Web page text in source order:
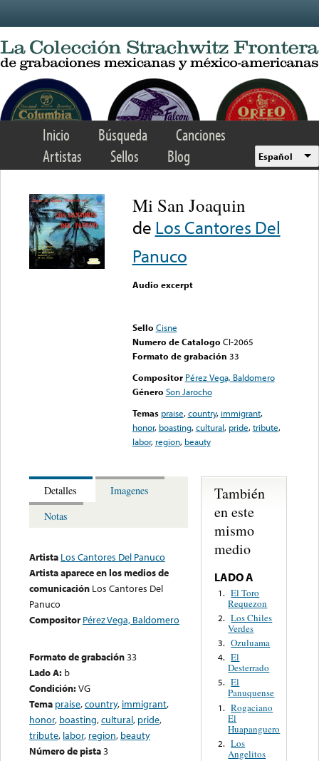
Inicio Búsqueda
Canciones
Artistas
Sellos Blog Español
Mi San Joaquin
de Los Cantores Del
Panuco
Audio excerpt
Sello Cisne
Numero de Catalogo Cl-2065
Formato de grabación 33
Compositor Pérez Vega, Baldomero
Género Son Jarocho
Temas praise,country, immigrant,
honor, boasting,cultural, pride,tribute,
labor, region, beauty
Detalles
Imagenes
Notas
Artista Los Cantores Del Panuco
Artista aparece en los medios de
comunicación Los Cantores Del
Panuco
Compositor Pérez Vega, Baldomero
Formato de grabación33
Lado A: b
Condición:VG
Tema praise,country, immigrant,
honor, boasting,cultural, pride,
tribute, labor, region, beauty
Número de pista3
También
en este
mismo
medio
LADO A
1. El Toro
Requezon
2. Los Chiles
Verdes
3. Ozuluama
4. El
Desterrado
5. El
Panuquense
1. Rogaciano
El
Huapanguero
2. Los
Angelitos